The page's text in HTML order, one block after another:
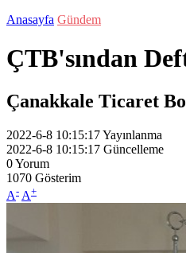
Anasayfa Gündem
ÇTB'sından
Çanakkale Ticaret
2022-6-8 10:15:17Yayınlanma
2022-6-8 10:15:17 Güncelleme
0Yorum
1070 Gösterim
A- A+